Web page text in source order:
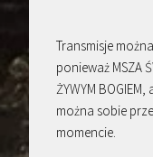
Transmisje
ponieważ MSZA
ŻYWYM
można sobie
momencie.